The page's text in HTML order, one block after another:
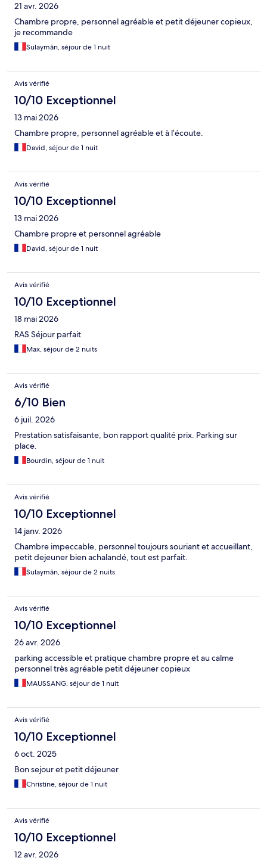
21 avr. 2026
Chambre propre, personnel agréable et petit déjeuner copieux,
je recommande
Sulaymân, séjour de 1 nuit
Avis vérifié
10/10 Exceptionnel
13 mai 2026
Chambre propre, personnel agréable et à l’écoute.
David, séjour de 1 nuit
Avis vérifié
10/10 Exceptionnel
13 mai 2026
Chambre propre et personnel agréable
David, séjour de 1 nuit
Avis vérifié
10/10 Exceptionnel
18 mai 2026
RAS Séjour parfait
Max, séjour de 2 nuits
Avis vérifié
6/10 Bien
6 juil. 2026
Prestation satisfaisante, bon rapport qualité prix. Parking sur
place.
Bourdin, séjour de 1 nuit
Avis vérifié
10/10 Exceptionnel
14 janv. 2026
Chambre impeccable, personnel toujours souriant et accueillant,
petit dejeuner bien achalandé, tout est parfait.
Sulaymân, séjour de 2 nuits
Avis vérifié
10/10 Exceptionnel
26 avr. 2026
parking accessible et pratique chambre propre et au calme
personnel très agréable petit déjeuner copieux
MAUSSANG, séjour de 1 nuit
Avis vérifié
10/10 Exceptionnel
6 oct. 2025
Bon sejour et petit déjeuner
Christine, séjour de 1 nuit
Avis vérifié
10/10 Exceptionnel
12 avr. 2026